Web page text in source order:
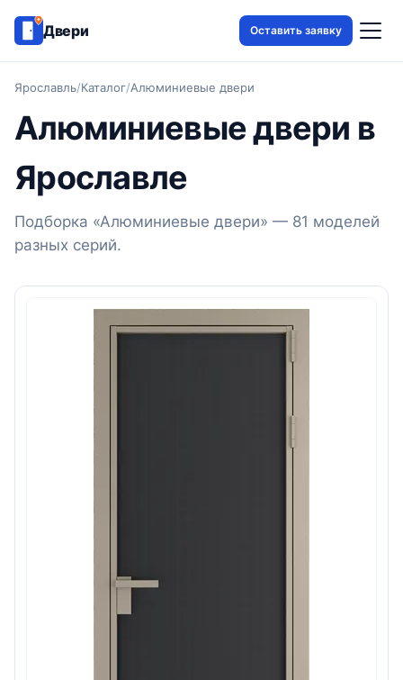
Двери Оставить заявку
Ярославль/Каталог/Алюминиевые двери
Алюминиевые двери в
Ярославле
Подборка «Алюминиевые двери» — 81 моделей
разных серий.